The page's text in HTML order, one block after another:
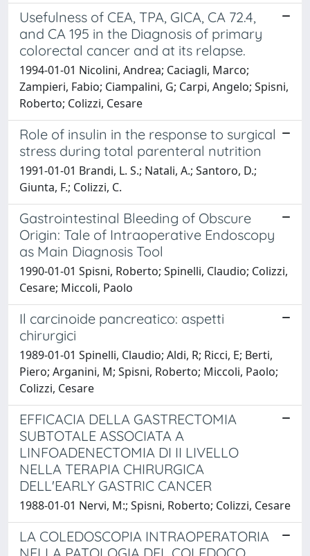
Usefulness of CEA, TPA, GICA, CA 72.4,
and CA 195 in the Diagnosis of primary
colorectal cancer and at its relapse.
1994-01-01 Nicolini, Andrea; Caciagli, Marco;
Zampieri, Fabio; Ciampalini, G; Carpi, Angelo; Spisni,
Roberto; Colizzi, Cesare
Role of insulin in the response to surgical
stress during total parenteral nutrition
1991-01-01 Brandi, L. S.; Natali, A.; Santoro, D.;
Giunta, F.; Colizzi, C.
Gastrointestinal Bleeding of Obscure
Origin: Tale of Intraoperative Endoscopy
as Main Diagnosis Tool
1990-01-01 Spisni, Roberto; Spinelli, Claudio; Colizzi,
Cesare; Miccoli, Paolo
Il carcinoide pancreatico: aspetti
chirurgici
1989-01-01 Spinelli, Claudio; Aldi, R; Ricci, E; Berti,
Piero; Arganini, M; Spisni, Roberto; Miccoli, Paolo;
Colizzi, Cesare
EFFICACIA DELLA GASTRECTOMIA
SUBTOTALE ASSOCIATA A
LINFOADENECTOMIA DI II LIVELLO
NELLA TERAPIA CHIRURGICA
DELL'EARLY GASTRIC CANCER
1988-01-01 Nervi, M:; Spisni, Roberto; Colizzi, Cesare
LA COLEDOSCOPIA INTRAOPERATORIA